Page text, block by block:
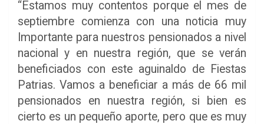
“Estamos muy contentos porque el mes de
septiembre comienza con una noticia muy
Importante para nuestros pensionados a nivel
nacional y en nuestra región, que se verán
beneficiados con este aguinaldo de Fiestas
Patrias. Vamos a beneficiar a más de 66 mil
pensionados en nuestra región, si bien es
cierto es un pequeño aporte, pero que es muy